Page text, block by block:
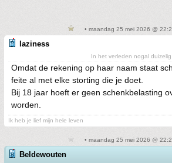
• maandag 25 mei 2026 @
laziness
In het verleden nogal duizelig
Omdat de rekening op haar naam staat
feite al met elke storting die je doet.
Bij 18 jaar hoeft er geen schenkbelasting
worden.
Ik heb je lief mijn hele leven
• maandag 25 mei 2026 @
Beldewouten